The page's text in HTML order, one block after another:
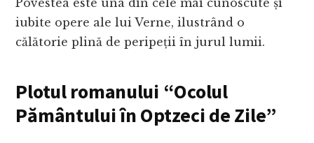
Povestea este una din cele mai cunoscute și
iubite opere ale lui Verne, ilustrând o
călătorie plină de peripeții în jurul lumii.
Plotul romanului “Ocolul
Pământului în Optzeci de Zile”